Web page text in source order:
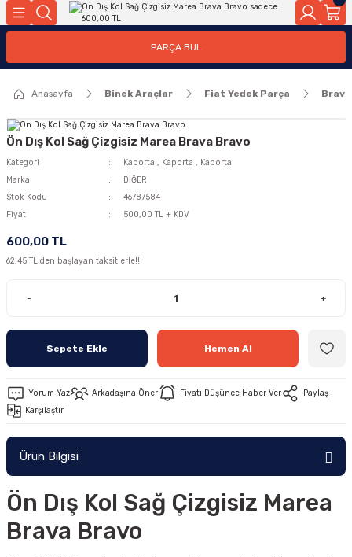
PARÇA BUL
Anasayfa Binek Araçlar Fiat Yedek Parça Brava
Ön Dış Kol Sağ Çizgisiz Marea Brava Bravo
Kategori Kaporta , Kaporta , Kaporta
Marka
DİĞER
Stok Kodu
46787584
Fiyat
500,00 TL + KDV
600,00 TL
62,45 TL den başlayan taksitlerle!!
- +
Sepete Ekle Hemen Al
Yorum Yaz Arkadaşına Öner Fiyatı Düşünce Haber Ver
Paylaş
Karşılaştır
Ürün Bilgisi
Ön Dış Kol Sağ Çizgisiz Marea
Brava Bravo